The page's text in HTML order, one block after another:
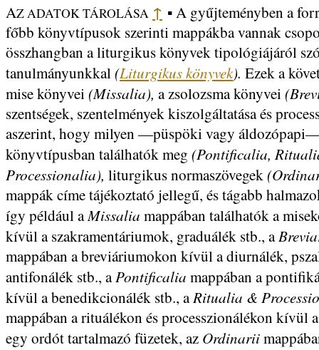
AZ ADATOK TÁROLÁSA ↑ ▪ A gyűjteményben a
főbb könyvtípusok szerinti mappákba vannak
összhangban a liturgikus könyvek tipológiájáról
tanulmányunkkal(Liturgikus könyvek). Ezek a
mise könyvei(Missalia), a zsolozsma könyvei
szentségek, szentelmények kiszolgáltatása és
aszerint, hogy milyen —püspöki vagy
könyvtípusban találhatók meg (Pontificalia,
Processionalia), liturgikus normaszövegek
mappák címe tájékoztató jellegű, és tágabb
így például aMissalia mappában találhatók a
kívül a szakramentáriumok, graduálék stb., a
mappában a breviáriumokon kívül a diurnálék,
antifonálék stb., aPontificalia mappában a
kívül a benedikcionálék stb., aRitualia &
mappában a rituálékon és processzionálékon kívül
egy ordót tartalmazó füzetek, az Ordinarii